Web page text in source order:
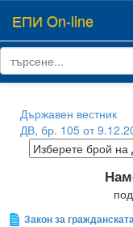
ЕПИ On-line
Държавен вестник
ДВ, бр. 105 от
Закон за